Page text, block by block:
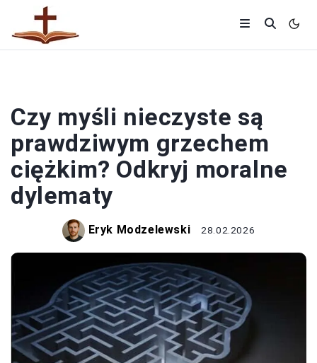
Czy myśli nieczyste są
prawdziwym grzechem
ciężkim? Odkryj moralne
dylematy
Eryk Modzelewski 28.02.2026